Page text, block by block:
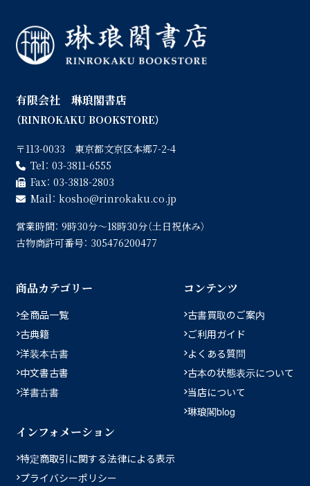
有限会社 琳琅閣書店
（RINROKAKU BOOKSTORE）
〒113-0033 東京都文京区本郷7-2-4
Tel： 03-3811-6555
Fax： 03-3818-2803
Mail： kosho
rinrokaku.co.jp
営業時間： 9時30分〜18時30分（土日祝休み）
古物商許可番号： 305476200477
商品カテゴリー
全商品一覧
古典籍
洋装本古書
中文書古書
洋書古書
コンテンツ
古書買取のご案内
ご利用ガイド
よくある質問
古本の状態表示について
当店について
琳琅閣blog
インフォメーション
特定商取引に関する法律による表示
プライバシーポリシー